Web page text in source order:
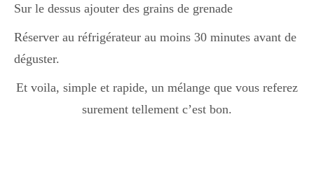
Sur le dessus ajouter des grains de grenade
Réserver au réfrigérateur au moins 30 minutes avant de
déguster.
Et voila, simple et rapide, un mélange que vous referez
surement tellement c’est bon.